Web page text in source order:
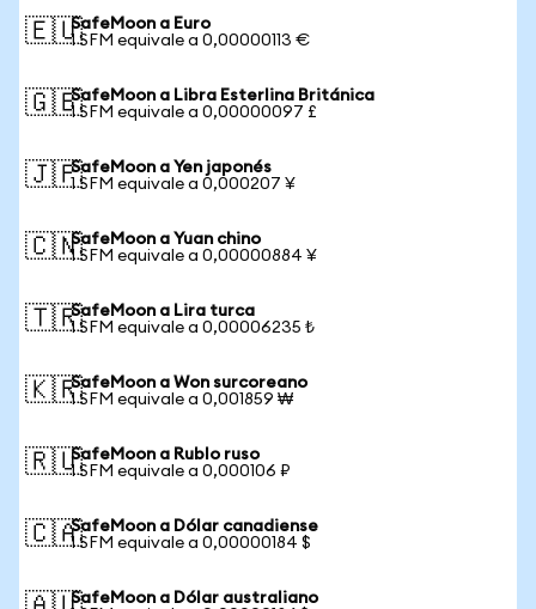
🇪🇺SafeMoon a Euro
1 SFM equivale a 0,00000113 €
🇬🇧SafeMoon a Libra Esterlina Británica
1 SFM equivale a 0,00000097 £
🇯🇵SafeMoon a Yen japonés
1 SFM equivale a 0,000207 ¥
🇨🇳SafeMoon a Yuan chino
1 SFM equivale a 0,00000884 ¥
🇹🇷SafeMoon a Lira turca
1 SFM equivale a 0,00006235 ₺
🇰🇷SafeMoon a Won surcoreano
1 SFM equivale a 0,001859 ₩
🇷🇺SafeMoon a Rublo ruso
1 SFM equivale a 0,000106 ₽
🇨🇦SafeMoon a Dólar canadiense
1 SFM equivale a 0,00000184 $
SafeMoon a Dólar australiano